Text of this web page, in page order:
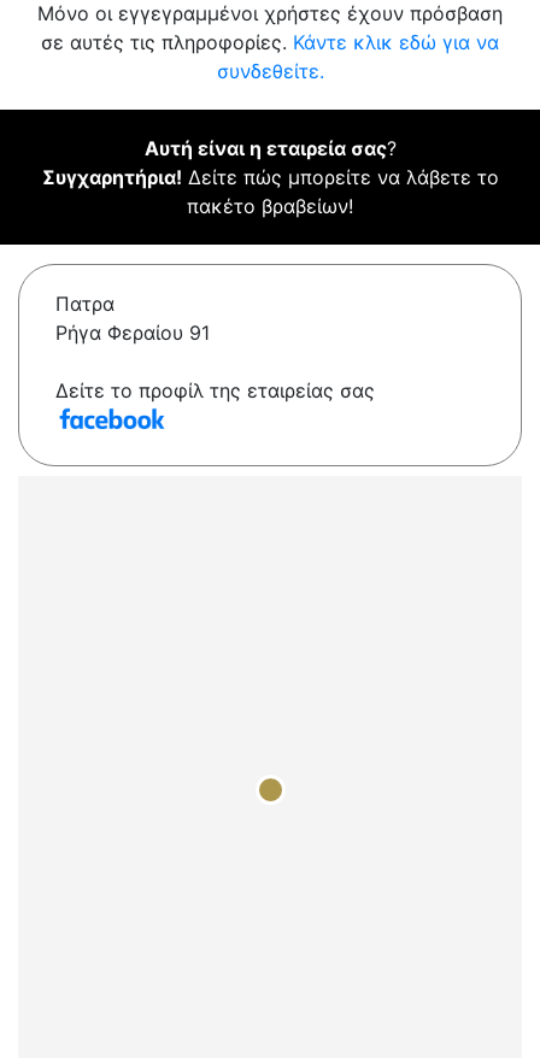
Μόνο οι εγγεγραμμένοι χρήστες έχουν πρόσβαση
σε αυτές τις πληροφορίες. Κάντε κλικ εδώ για να
συνδεθείτε.
Αυτή είναι η εταιρεία σας?
Συγχαρητήρια! Δείτε πώς μπορείτε να λάβετε το
πακέτο βραβείων!
Πατρα
Ρήγα Φεραίου 91
Δείτε το προφίλ της εταιρείας σας